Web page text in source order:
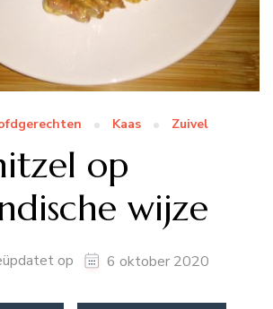
Kaas Zuivel
op
wijze
op 6 oktober 2020